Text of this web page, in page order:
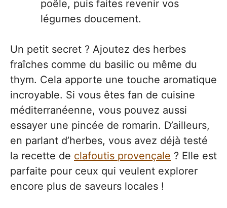
poêle, puis faites revenir vos
légumes doucement.
Un petit secret ? Ajoutez des herbes
fraîches comme du basilic ou même du
thym. Cela apporte une touche aromatique
incroyable. Si vous êtes fan de cuisine
méditerranéenne, vous pouvez aussi
essayer une pincée de romarin. D’ailleurs,
en parlant d’herbes, vous avez déjà testé
la recette de clafoutis provençale ? Elle est
parfaite pour ceux qui veulent explorer
encore plus de saveurs locales !